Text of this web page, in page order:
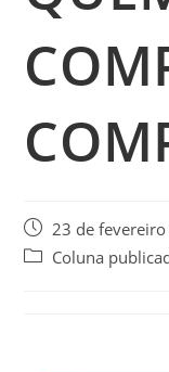
23 de
Coluna